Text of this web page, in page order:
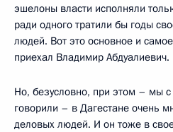
эшелоны власти исполняли
ради одного тратили бы годы
людей. Вот это основное и
приехал Владимир Абдуалиевич.
Но, безусловно, при этом – мы
говорили – в Дагестане очень
деловых людей. И он тоже в